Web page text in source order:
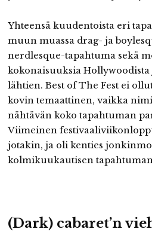
Yhteensä kuudentoista eri
muun muassa drag- ja
nerdlesque-tapahtuma sekä
kokonaisuuksia Hollywoodista
lähtien. Best of The Fest ei
kovin temaattinen, vaikka
nähtävän koko tapahtuman
Viimeinen
jotakin, ja oli kenties
kolmikuukautisen
(Dark) cabaret’n